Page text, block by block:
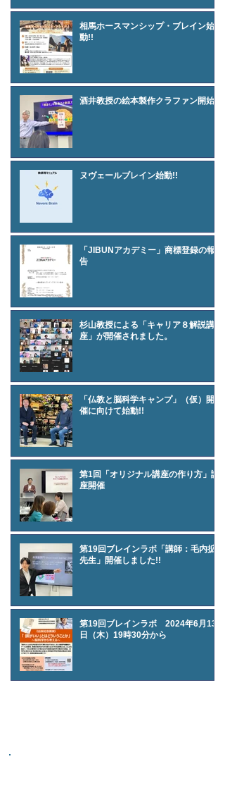
相馬ホースマンシップ・ブレイン始
動!!
酒井教授の絵本製作クラファン開始!!
ヌヴェールブレイン始動!!
「JIBUNアカデミー」商標登録の報
告
杉山教授による「キャリア８解説講
座」が開催されました。
「仏教と脳科学キャンプ」（仮）開
催に向けて始動!!
第1回「オリジナル講座の作り方」講
座開催
第19回ブレインラボ「講師：毛内拡
先生」開催しました!!
第19回ブレインラボ 2024年6月13
日（木）19時30分から